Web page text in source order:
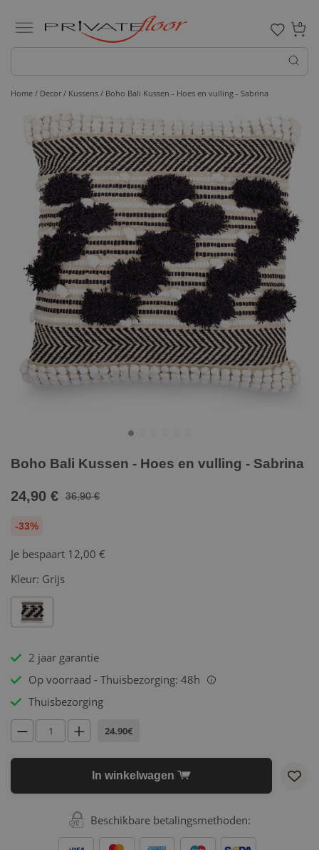
0
Home / Decor / Kussens / Boho Bali Kussen - Hoes en vulling - Sabrina
Boho Bali Kussen - Hoes en vulling - Sabrina
24,90 € 36,90 €
-33%
Je bespaart 12,00 €
Kleur: Grijs
2 jaar garantie
Op voorraad - Thuisbezorging: 48h
i
Thuisbezorging
24.90€
In winkelwagen
Beschikbare betalingsmethoden: